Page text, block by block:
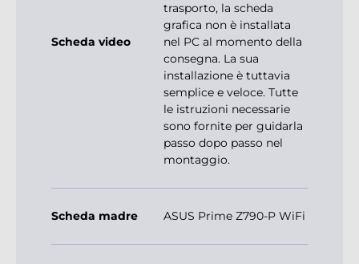
Scheda video
trasporto, la scheda
grafica non è installata
nel PC al momento della
consegna. La sua
installazione è tuttavia
semplice e veloce. Tutte
le istruzioni necessarie
sono fornite per guidarla
passo dopo passo nel
montaggio.
Scheda madre ASUS Prime Z790-P WiFi